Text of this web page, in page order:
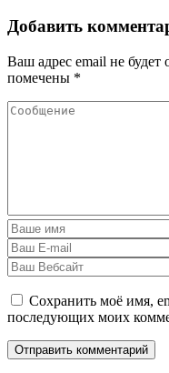
Добавить
Ваш адрес email не будет
помечены *
Сохранить моё имя,
последующих моих